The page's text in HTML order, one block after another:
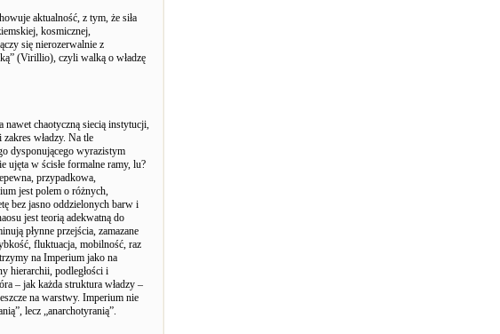
aktualność, z tym, że siła
kosmicznej,
się nierozerwalnie z
(Virillio), czyli walką o władzę
nawet chaotyczną siecią instytucji,
władzy. Na tle
dysponującego wyrazistym
ujęta w ścisłe formalne ramy, lu?
przypadkowa,
jest polem o różnych,
bez jasno oddzielonych barw i
jest teorią adekwatną do
płynne przejścia, zamazane
fluktuacja, mobilność, raz
na Imperium jako na
hierarchii, podległości i
– jak każda struktura władzy –
na warstwy. Imperium nie
lecz „anarchotyranią”.